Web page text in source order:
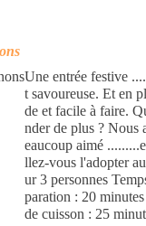
Une entrée festive
t savoureuse. Et en
de et facile à faire.
nder de plus ? Nous
eaucoup aimé
llez-vous l'adopter
ur 3 personnes
paration : 20
de cuisson : 25